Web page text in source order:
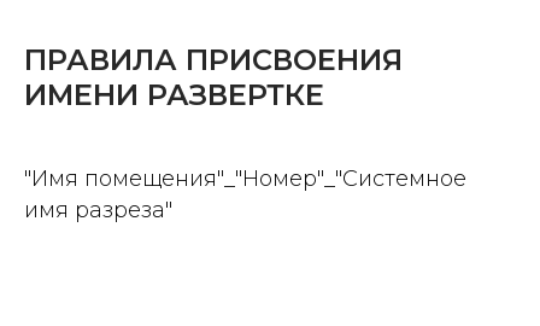
ПРАВИЛА ПРИСВОЕНИЯ
ИМЕНИ РАЗВЕРТКЕ
"Имя помещения"_"Номер"_"Системное
имя разреза"